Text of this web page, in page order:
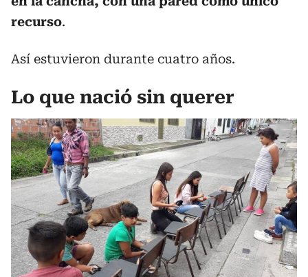
recurso.
Así estuvieron durante cuatro años.
Lo que nació sin querer